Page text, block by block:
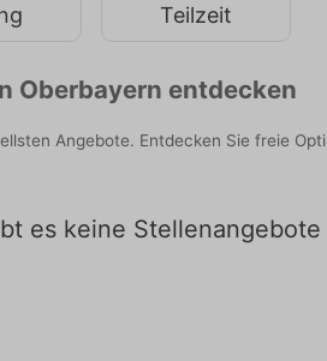
Teilzeit
Oberbayern entdecken
Angebote. Entdecken Sie freie
es keine